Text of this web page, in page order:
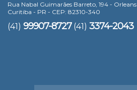
Rua Nabal Guimarães Barreto, 194 - Orleans
Curitiba - PR - CEP: 82310-340
(41) 99907-8727 (41) 3374-2043